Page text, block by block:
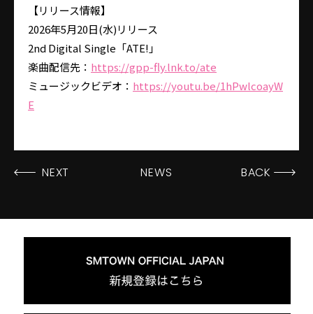
【リリース情報】
2026年5月20日(水)リリース
2nd Digital Single「ATE!」
楽曲配信先： https://gpp-fly.lnk.to/ate
ミュージックビデオ： https://youtu.be/1hPwlcoayW
E
NEXT NEWS BACK